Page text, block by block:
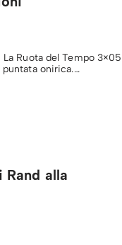
La Ruota del Tempo 3×05
onirica.…
alla